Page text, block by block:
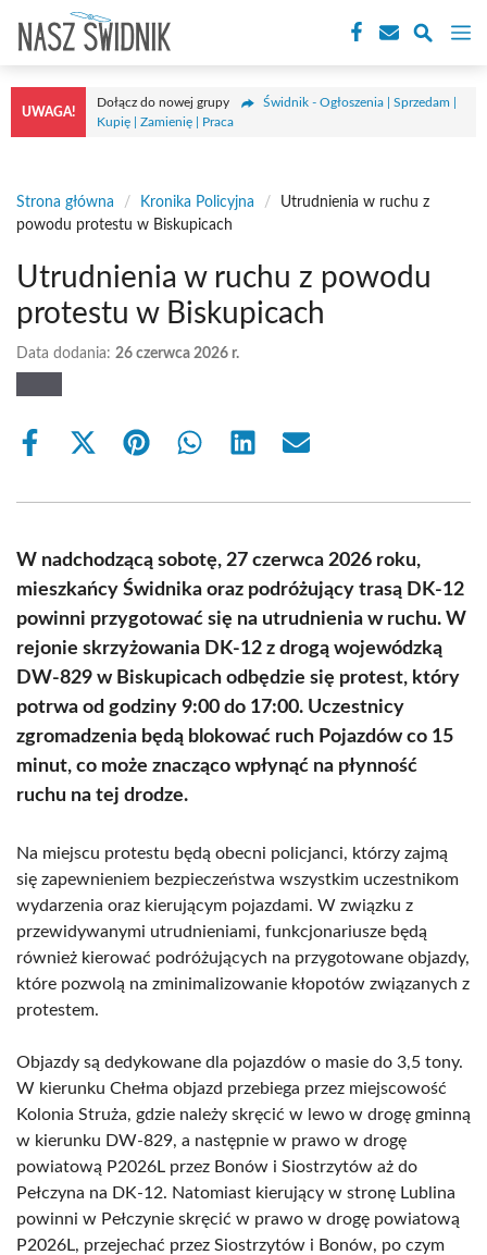
treści
UWAGA!
Dołącz do nowej grupy
Świdnik - Ogłoszenia | Sprzedam |
Kupię | Zamienię | Praca
Strona główna / Kronika Policyjna /
Utrudnienia w ruchu z
powodu protestu w Biskupicach
Utrudnienia w ruchu z powodu
protestu w Biskupicach
Data dodania: 26 czerwca 2026 r.
Share
Share
(Twitter)
Share Share Share Share
W nadchodzącą sobotę, 27 czerwca 2026 roku,
mieszkańcy Świdnika oraz podróżujący trasą DK-12
powinni przygotować się na utrudnienia w ruchu. W
rejonie skrzyżowania DK-12 z drogą wojewódzką
DW-829 w Biskupicach odbędzie się protest, który
potrwa od godziny 9:00 do 17:00. Uczestnicy
zgromadzenia będą blokować ruch Pojazdów co 15
minut, co może znacząco wpłynąć na płynność
ruchu na tej drodze.
Na miejscu protestu będą obecni policjanci, którzy zajmą
się zapewnieniem bezpieczeństwa wszystkim uczestnikom
wydarzenia oraz kierującym pojazdami. W związku z
przewidywanymi utrudnieniami, funkcjonariusze będą
również kierować podróżujących na przygotowane objazdy,
które pozwolą na zminimalizowanie kłopotów związanych z
protestem.
Objazdy są dedykowane dla pojazdów o masie do 3,5 tony.
W kierunku Chełma objazd przebiega przez miejscowość
Kolonia Struża, gdzie należy skręcić w lewo w drogę gminną
w kierunku DW-829, a następnie w prawo w drogę
powiatową P2026L przez Bonów i Siostrzytów aż do
Pełczyna na DK-12. Natomiast kierujący w stronę Lublina
powinni w Pełczynie skręcić w prawo w drogę powiatową
P2026L, przejechać przez Siostrzytów i Bonów, po czym